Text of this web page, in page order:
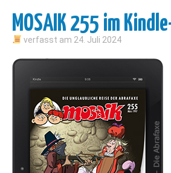
MOSAIK 255 im
verfasst am 24. Juli 2024